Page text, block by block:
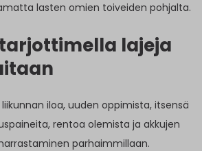
lasten omien toiveiden pohjalta.
lajeja
iloa, uuden oppimista, itsensä
rentoa olemista ja akkujen
parhaimmillaan.